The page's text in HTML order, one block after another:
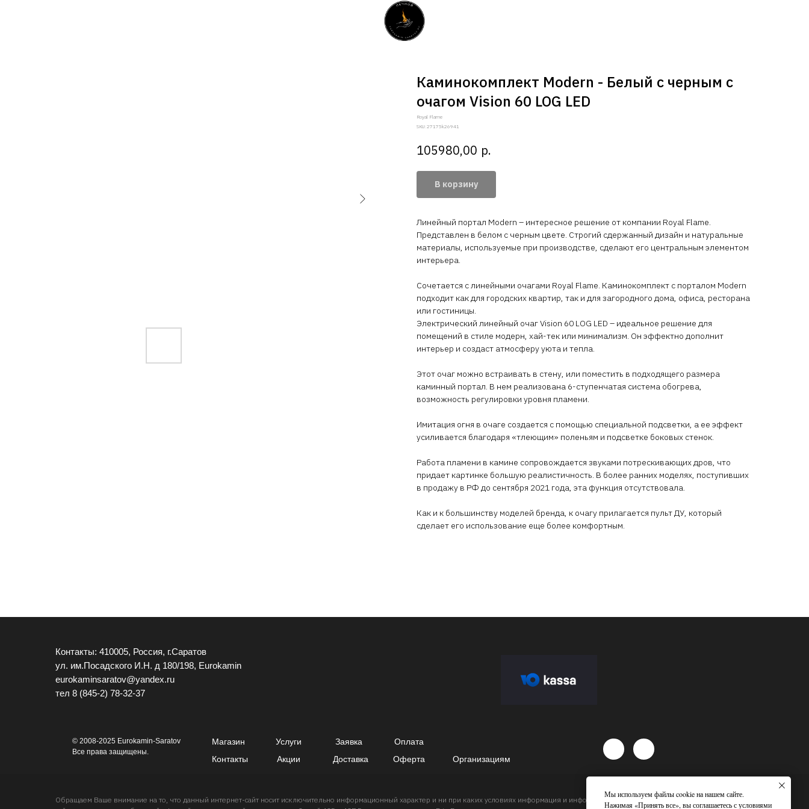
Каминокомплект Modern - Белый с черным с
очагом Vision 60 LOG LED
Royal Flame
SKU: 27175k26941
105980,00 р.
В корзину
Линейный портал Modern – интересное решение от компании Royal Flame.
Представлен в белом с черным цвете. Строгий сдержанный дизайн и натуральные
материалы, используемые при производстве, сделают его центральным элементом
интерьера.
Сочетается с линейными очагами Royal Flame. Каминокомплект с порталом Modern
подходит как для городских квартир, так и для загородного дома, офиса, ресторана
или гостиницы.
Электрический линейный очаг Vision 60 LOG LED – идеальное решение для
помещений в стиле модерн, хай-тек или минимализм. Он эффектно дополнит
интерьер и создаст атмосферу уюта и тепла.
Этот очаг можно встраивать в стену, или поместить в подходящего размера
каминный портал. В нем реализована 6-ступенчатая система обогрева,
возможность регулировки уровня пламени.
Имитация огня в очаге создается с помощью специальной подсветки, а ее эффект
усиливается благодаря «тлеющим» поленьям и подсветке боковых стенок.
Работа пламени в камине сопровождается звуками потрескивающих дров, что
придает картинке большую реалистичность. В более ранних моделях, поступивших
в продажу в РФ до сентября 2021 года, эта функция отсутствовала.
Как и к большинству моделей бренда, к очагу прилагается пульт ДУ, который
сделает его использование еще более комфортным.
Контакты: 410005, Россия, г.Саратов
ул. им.Посадского И.Н. д 180/198, Eurokamin
eurokaminsaratov@yandex.ru
тел 8 (845-2) 78-32-37
Магазин
© 2008-2025 Eurokamin-Saratov
Все права защищены.
Услуги Заявка
Оплата
Акции
Контакты Доставка Оферта Организациям
Мы используем файлы cookie на нашем сайте.
Нажимая «Принять все», вы соглашаетесь с условиями
Обращаем Ваше внимание на то, что данный интернет-сайт носит исключительно информационный характер и ни при каких условиях информация и информационные материалы, цены, размещенные на